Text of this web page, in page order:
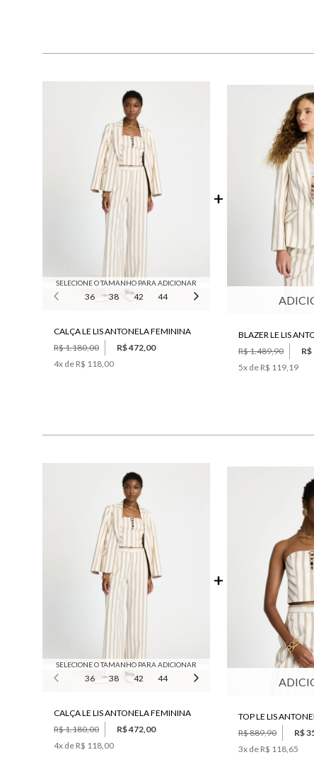
SELECIONE O TAMANHO PARA ADICIONAR
36 38 42 44
CALÇA LE LIS ANTONELA FEMININA
R$ 1.180,00
R$ 472,00
4x de R$ 118,00
BLAZER LE LIS
R$ 1.489,90
5x de R$ 119,19
SELECIONE O TAMANHO PARA ADICIONAR
36 38 42 44
CALÇA LE LIS ANTONELA FEMININA
R$ 1.180,00
R$ 472,00
4x de R$ 118,00
TOP LE LIS
R$ 889,90
R$
3x de R$ 118,65